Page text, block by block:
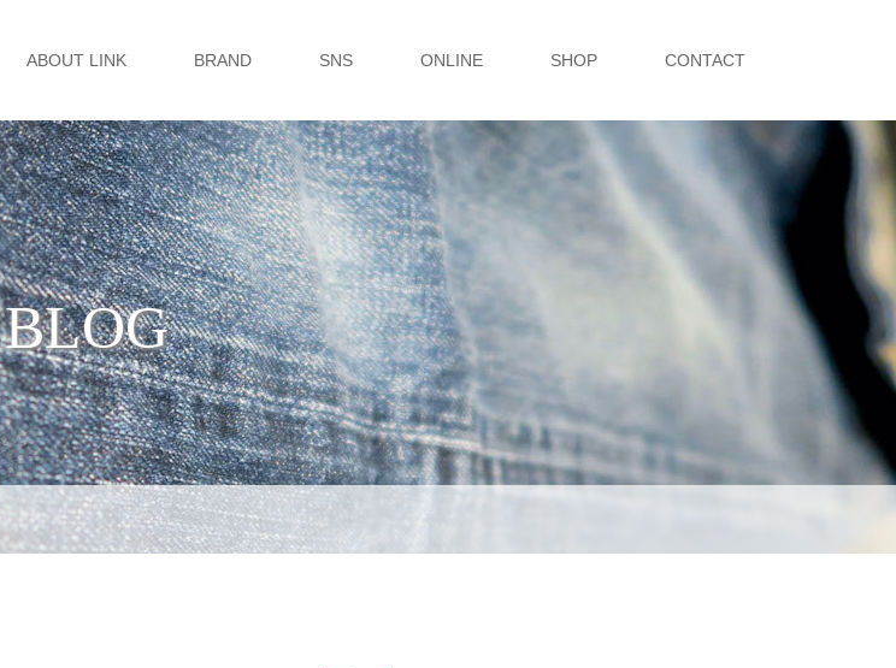
ABOUT LINK BRAND SNS ONLINE SHOP CONTACT
BLOG